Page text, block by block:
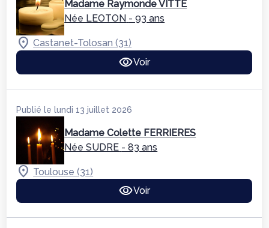
Madame Raymonde VITTE
Née LEOTON - 93 ans
Castanet-Tolosan (31)
Voir
Publié le lundi 13 juillet 2026
Madame Colette FERRIERES
Née SUDRE - 83 ans
Toulouse (31)
Voir